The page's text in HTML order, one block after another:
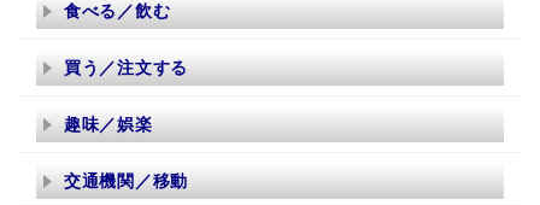
食べる／飲む
買う／注文する
趣味／娯楽
交通機関／移動